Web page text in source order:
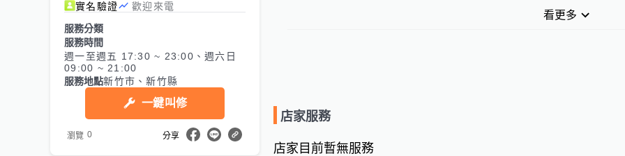
實名驗證
歡迎來電
服務分類
服務時間
週一至週五 17:30 ~ 23:00、週六日
09:00 ~ 21:00
服務地點新竹市、新竹縣
一鍵叫修
瀏覽 0 分享
看更多
店家服務
店家目前暫無服務